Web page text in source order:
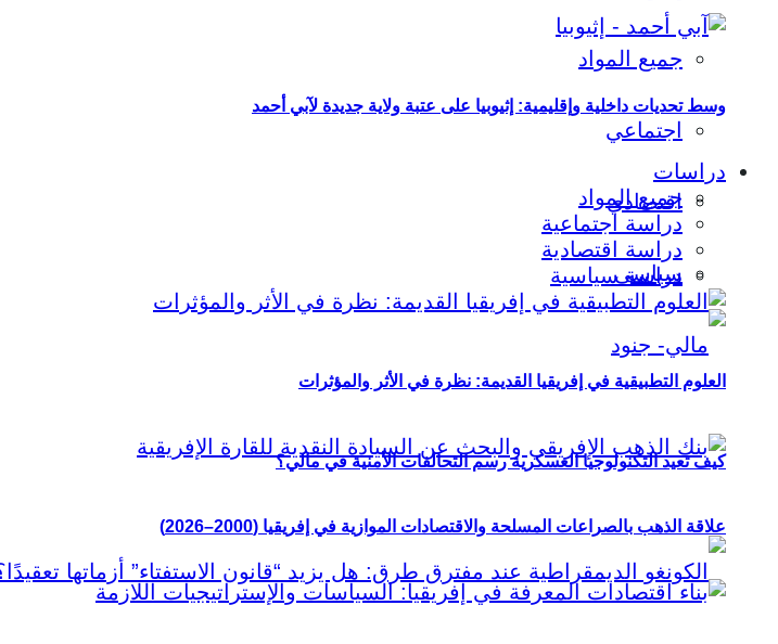
جميع المواد
اجتماعي
اقتصادي
سياسي
كيف تعيد التكنولوجيا العسكرية رسم التحالفات الأمنية في مالي؟
وسط تحديات داخلية وإقليمية: إثيوبيا على عتبة ولاية جديدة لآبي أحمد
دراسات
جميع المواد
دراسة اجتماعية
دراسة اقتصادية
دراسة سياسية
العلوم التطبيقية في إفريقيا القديمة: نظرة في الأثر والمؤثرات
علاقة الذهب بالصراعات المسلحة والاقتصادات الموازية في إفريقيا (2000–2026)